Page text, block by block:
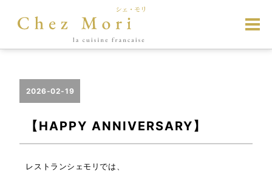
2026-02-19
【HAPPY ANNIVERSARY】
レストランシェモリでは、